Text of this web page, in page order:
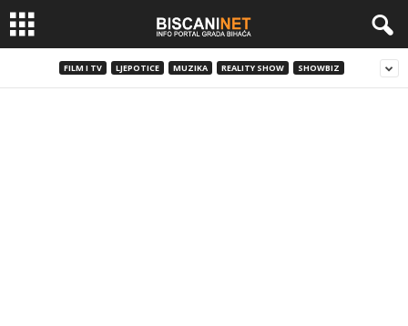
FILM I TV LJEPOTICE MUZIKA REALITY SHOW SHOWBIZ